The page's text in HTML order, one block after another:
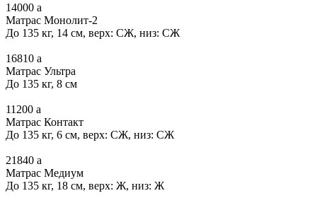
14000 a
Матрас Монолит-2
До 135 кг, 14 см, верх: СЖ, низ: СЖ
16810 a
Матрас Ультра
До 135 кг, 8 см
11200 a
Матрас Контакт
До 135 кг, 6 см, верх: СЖ, низ: СЖ
21840 a
Матрас Медиум
До 135 кг, 18 см, верх: Ж, низ: Ж